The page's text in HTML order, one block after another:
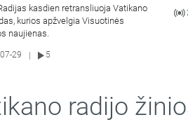
kasdien retransliuoja Vatikano
kurios apžvelgia Visuotinės
naujienas.
29 5
radijo